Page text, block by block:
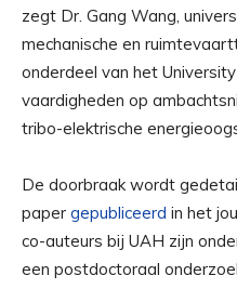
zegt Dr. Gang Wang,
mechanische en
onderdeel van het
vaardigheden op
tribo-elektrische
De doorbraak wordt
paper gepubliceerd in het
co-auteurs bij UAH zijn
een postdoctoraal